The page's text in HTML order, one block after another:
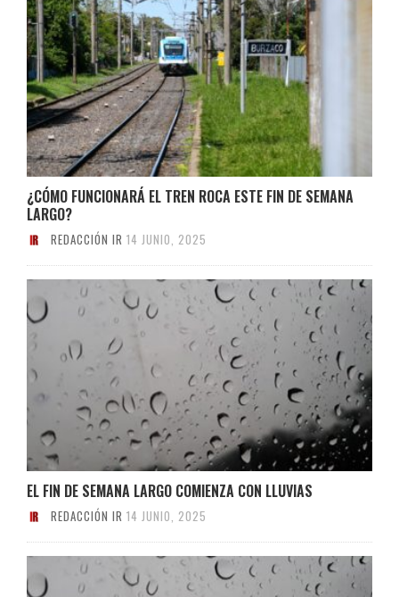
¿CÓMO FUNCIONARÁ EL TREN ROCA ESTE FIN DE SEMANA
LARGO?
REDACCIÓN IR 14 JUNIO, 2025
EL FIN DE SEMANA LARGO COMIENZA CON LLUVIAS
REDACCIÓN IR 14 JUNIO, 2025